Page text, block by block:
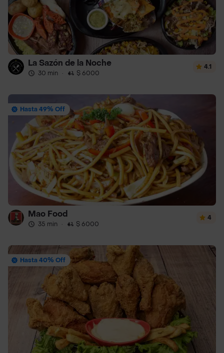
La Sazón de la Noche
30 min · $ 6000
4.1
Hasta 49% Off
Mao Food
35 min · $ 6000
4
Hasta 40% Off